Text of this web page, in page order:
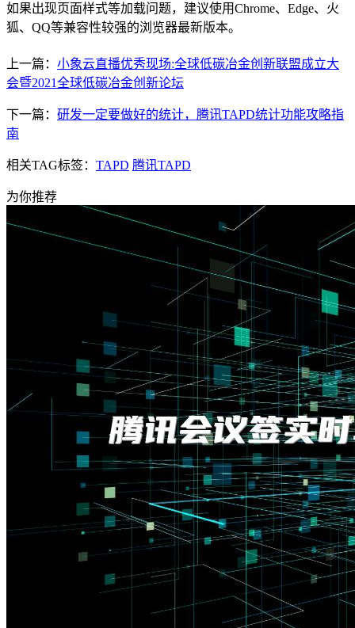
如果出现页面样式等加载问题，建议使用Chrome、Edge、火
狐、QQ等兼容性较强的浏览器最新版本。
上一篇： 小象云直播优秀现场:全球低碳冶金创新联盟成立大
会暨2021全球低碳冶金创新论坛
下一篇： 研发一定要做好的统计，腾讯TAPD统计功能攻略指
南
相关TAG标签： TAPD 腾讯TAPD
为你推荐